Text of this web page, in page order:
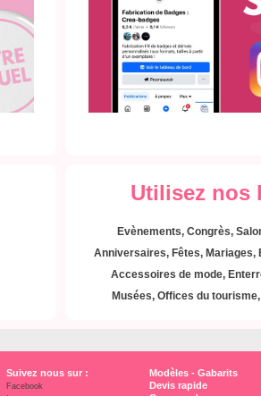
Utilisez nos
Evènements, Congrès,
Anniversaires, Fêtes,
Accessoires de mode,
Musées, Offices du
Suivez nous sur :
Facebook
Modèles - Gabarits
Devis rapide